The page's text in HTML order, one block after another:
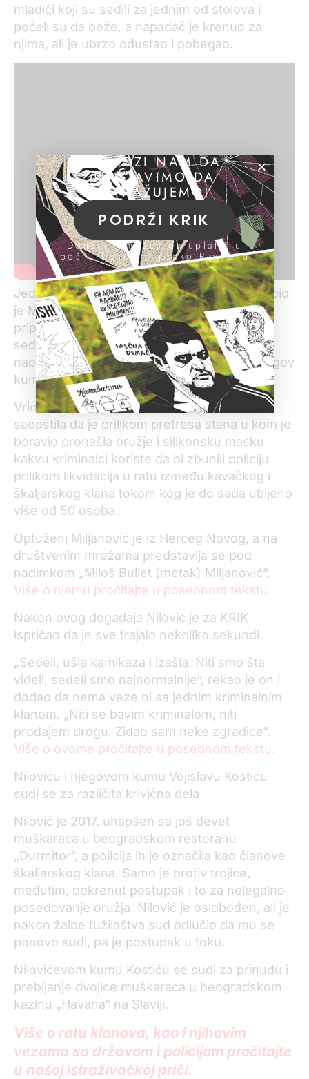
mladići koji su sedili za jednim od stolova i
počeli su da beže, a napadač je krenuo za
njima, ali je ubrzo odustao i pobegao.
Jedna od njegovih meta, po svemu sudeći, bio
je Miloš Nilović koga policija označava kao
pripadnika škaljarskog klana. On je u lokalu
sedeo u grupi mladića koji su prvi primetili
napadača i pobegli, a među njima je bio i njegov
kum i bivši žandarm Vojislav Kostić.
Vrlo brzo policija je uhapsila Miljanovića i
saopštila da je prilikom pretresa stana u kom je
boravio pronašla oružje i silikonsku masku
kakvu kriminalci koriste da bi zbunili policiju
prilikom likvidacija u ratu između kavačkog i
škaljarskog klana tokom kog je do sada ubijeno
više od 50 osoba.
Optuženi Miljanović je iz Herceg Novog, a na
društvenim mrežama predstavlja se pod
nadimkom „Miloš Bullet (metak) Miljanović“.
Više o njemu pročitajte u posebnom tekstu.
Nakon ovog događaja Nilović je za KRIK
ispričao da je sve trajalo nekoliko sekundi.
„Sedeli, ušla kamikaza i izašla. Niti smo šta
videli, sedeli smo najnormalnije“, rekao je on i
dodao da nema veze ni sa jednim kriminalnim
klanom. „Niti se bavim kriminalom, niti
prodajem drogu. Zidao sam neke zgradice“.
Više o ovome pročitajte u posebnom tekstu.
Niloviću i njegovom kumu Vojislavu Kostiću
sudi se za različita krivična dela.
Nilović je 2017. uhapšen sa još devet
muškaraca u beogradskom restoranu
„Durmitor“, a policija ih je označila kao članove
škaljarskog klana. Samo je protiv trojice,
međutim, pokrenut postupak i to za nelegalno
posedovanje oružja. Nilović je oslobođen, ali je
nakon žalbe tužilaštva sud odlučio da mu se
ponovo sudi, pa je postupak u toku.
Nilovićevom kumu Kostiću se sudi za prinudu i
prebijanje dvojice muškaraca u beogradskom
kazinu „Havana“ na Slaviji.
Više o ratu klanova, kao i njihovim
vezama sa državom i policijom pročitajte
u našoj istraživačkoj priči.
POMOZI NAM DA
NASTAVIMO DA
ISTRAŽUJEMO!
PODRŽI KRIK
Donacije možeš da uplatiš u
pošti, banci ili preko PayPal-a